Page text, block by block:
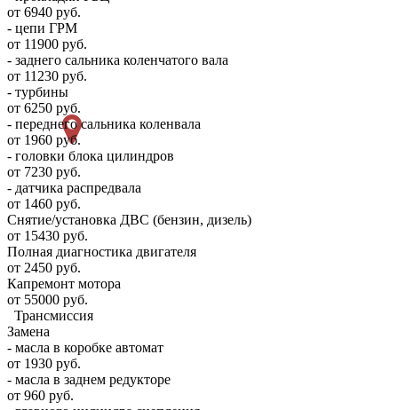
от 6940 руб.
- цепи ГРМ
от 11900 руб.
- заднего сальника коленчатого вала
от 11230 руб.
- турбины
от 6250 руб.
- переднего сальника коленвала
от 1960 руб.
- головки блока цилиндров
от 7230 руб.
- датчика распредвала
от 1460 руб.
Снятие/установка ДВС (бензин, дизель)
от 15430 руб.
Полная диагностика двигателя
от 2450 руб.
Капремонт мотора
от 55000 руб.
Трансмиссия
Замена
- масла в коробке автомат
от 1930 руб.
- масла в заднем редукторе
от 960 руб.